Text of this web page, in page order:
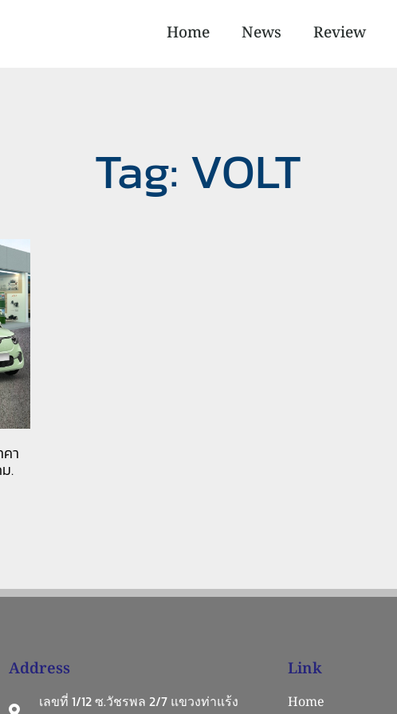
Home News Review
Tag: VOLT
า
.
Address
เลขที่ 1/12 ซ.วัชรพล 2/7 แขวงท่าแร้ง
Link
Home